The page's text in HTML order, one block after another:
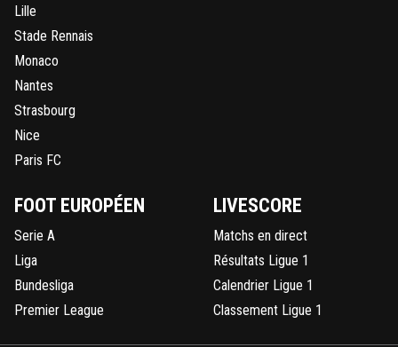
Lille
Stade Rennais
Monaco
Nantes
Strasbourg
Nice
Paris FC
FOOT EUROPÉEN
Serie A
Liga
Bundesliga
Premier League
LIVESCORE
Matchs en direct
Résultats Ligue 1
Calendrier Ligue 1
Classement Ligue 1